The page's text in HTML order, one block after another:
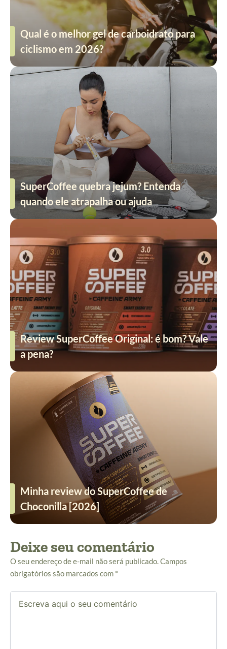
Qual é o melhor gel de carboidrato para
ciclismo em 2026?
SuperCoffee quebra jejum? Entenda
quando ele atrapalha ou ajuda
Review SuperCoffee Original: é bom? Vale
a pena?
Minha review do SuperCoffee de
Choconilla [2026]
Deixe seu comentário
O seu endereço de e-mail não será publicado.Campos
obrigatórios são marcados com *
Escreva
aqui